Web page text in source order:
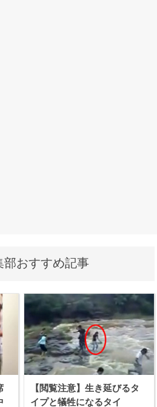
部おすすめ記事
【閲覧注意】生き延びるタ
イプと犠牲になるタイ